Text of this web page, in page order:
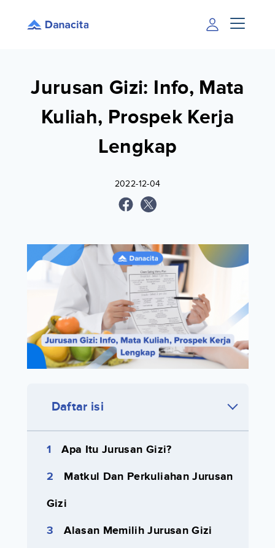
Jurusan Gizi: Info, Mata
Kuliah, Prospek Kerja
Lengkap
2022-12-04
Daftar isi
Apa Itu Jurusan Gizi?
Matkul Dan Perkuliahan Jurusan
Gizi
Alasan Memilih Jurusan Gizi